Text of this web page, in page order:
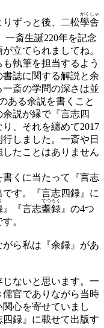
ずっと後、二松學舎
がくしゃ
一斎生誕220年を記念
立てられましてね。
執筆を担当するよう
誌に関する解説と余
斎の学問の深さは並
ある余説を書くこと
説が縁で『言志四
、それを纏めて2017
しました。一斎や日
たことはありません
書くに当たって『言志
す。『言志四録』に
』『言志耋録
てつろく
』の4つ
。
ら私は『余録』があ
ないと思います。一
官でありながら当時
心を寄せていまし
録』に載せて出版す